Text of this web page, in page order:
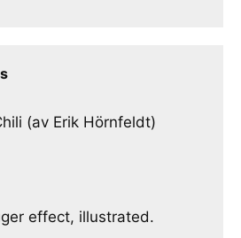
(av Erik Hörnfeldt)
effect, illustrated.